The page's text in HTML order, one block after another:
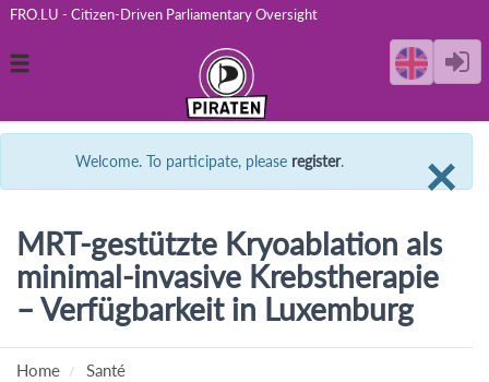
FRO.LU - Citizen-Driven Parliamentary Oversight
Toggle
×
Welcome. To participate, please register.
MRT-gestützte Kryoablation als
minimal-invasive Krebstherapie
– Verfügbarkeit in Luxemburg
Home
Santé